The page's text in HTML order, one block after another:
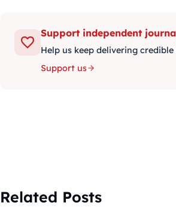
Support independent
Help us keep delivering
Support us
Related Posts